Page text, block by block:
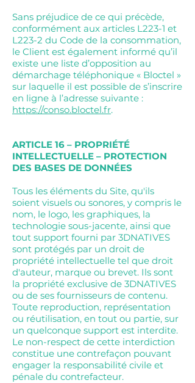
Sans préjudice de ce qui précède,
conformément aux articles L223-1 et
L223-2 du Code de la consommation,
le Client est également informé qu’il
existe une liste d’opposition au
démarchage téléphonique « Bloctel »
sur laquelle il est possible de s’inscrire
en ligne à l’adresse suivante :
https://conso.bloctel.fr.
ARTICLE 16 – PROPRIÉTÉ
INTELLECTUELLE – PROTECTION
DES BASES DE DONNÉES
Tous les éléments du Site, qu'ils
soient visuels ou sonores, y compris le
nom, le logo, les graphiques, la
technologie sous-jacente, ainsi que
tout support fourni par 3DNATIVES
sont protégés par un droit de
propriété intellectuelle tel que droit
d'auteur, marque ou brevet. Ils sont
la propriété exclusive de 3DNATIVES
ou de ses fournisseurs de contenu.
Toute reproduction, représentation
ou réutilisation, en tout ou partie, sur
un quelconque support est interdite.
Le non-respect de cette interdiction
constitue une contrefaçon pouvant
engager la responsabilité civile et
pénale du contrefacteur.